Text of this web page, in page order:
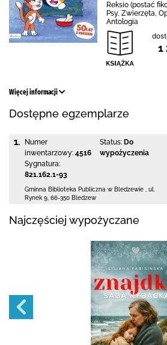
Reksio (postać
Psy, Zwierzęta,
Antologia
1
Więcej informacji
Dostępne egzemplarze
1.
Numer
inwentarzowy: 4516
Sygnatura:
821.162.1-93
Status: Do
wypożyczenia
Gminna Biblioteka Publiczna w Bledzewie
ul.
Rynek 9 66-350 Bledzew
Najczęściej wypożyczane